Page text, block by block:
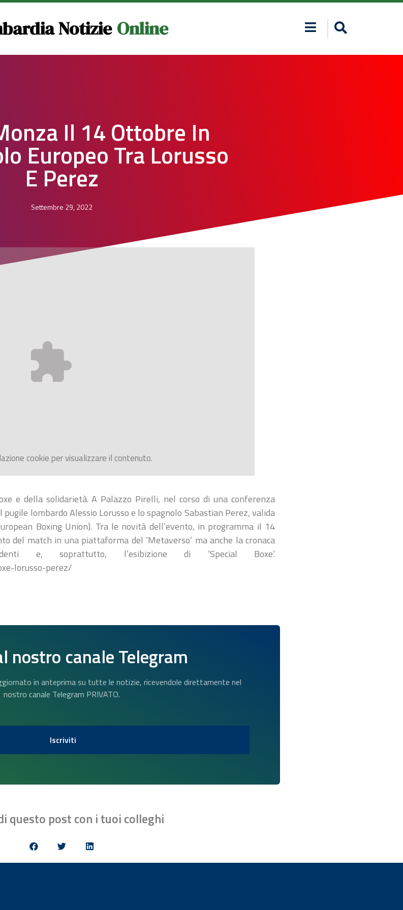
Notizie Online
Il 14 Ottobre In
Europeo Tra Lorusso
E Perez
Settembre 29, 2022
cookie per visualizzare il contenuto.
e della solidarietà. A Palazzo Pirelli, nel corso di una conferenza
lombardo Alessio Lorusso e lo spagnolo Sabastian Perez, valida
Boxing Union). Tra le novità dell’evento, in programma il 14
del match in una piattaforma del ‘Metaverso‘ ma anche la cronaca
e, soprattutto, l’esibizione di ‘Special Boxe‘.
lorusso-perez/
nostro canale Telegram
in anteprima su tutte le notizie, ricevendole direttamente nel
nostro canale Telegram PRIVATO.
Iscriviti
questo post con i tuoi colleghi